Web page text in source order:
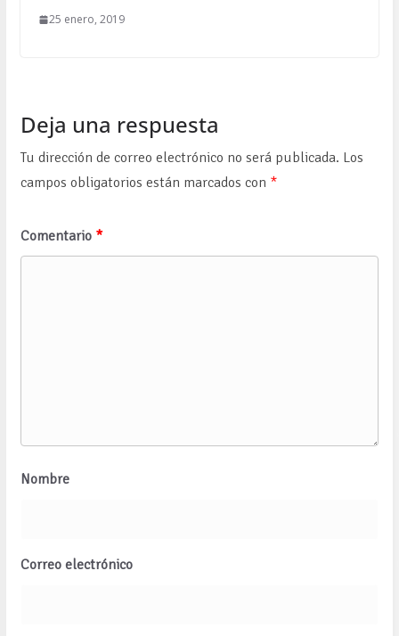
25 enero, 2019
Deja una respuesta
Tu dirección de correo electrónico no será publicada. Los
campos obligatorios están marcados con *
Comentario *
Nombre
Correo electrónico